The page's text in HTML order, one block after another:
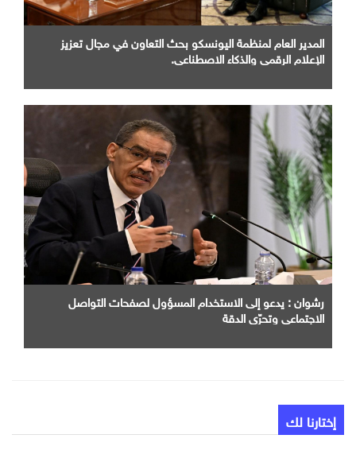
المدير العام لمنظمة اليونسكو بحث التعاون في مجال تعزيز
الإعلام الرقمي والذكاء الاصطناعي.
رشوان : يدعو إلى الاستخدام المسؤول لصفحات التواصل
الاجتماعي وتحرّي الدقة
إختارنا لك